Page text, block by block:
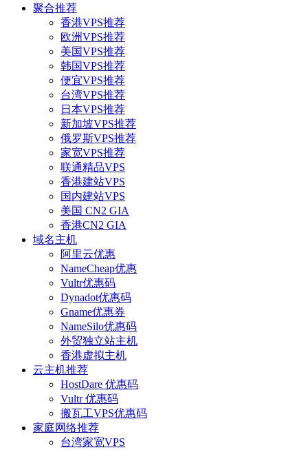
聚合推荐
香港VPS推荐
欧洲VPS推荐
美国VPS推荐
韩国VPS推荐
便宜VPS推荐
台湾VPS推荐
日本VPS推荐
新加坡VPS推荐
俄罗斯VPS推荐
家宽VPS推荐
联通精品VPS
香港建站VPS
国内建站VPS
美国 CN2 GIA
香港CN2 GIA
域名主机
阿里云优惠
NameCheap优惠
Vultr优惠码
Dynadot优惠码
Gname优惠券
NameSilo优惠码
外贸独立站主机
香港虚拟主机
云主机推荐
HostDare 优惠码
Vultr 优惠码
搬瓦工VPS优惠码
家庭网络推荐
台湾家宽VPS